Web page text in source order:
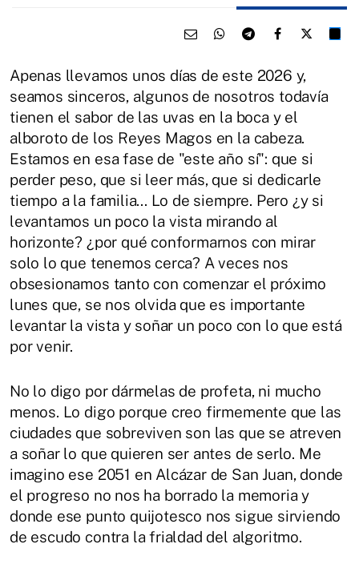
Apenas llevamos unos días de este 2026 y,
seamos sinceros, algunos de nosotros todavía
tienen el sabor de las uvas en la boca y el
alboroto de los Reyes Magos en la cabeza.
Estamos en esa fase de "este año sí": que si
perder peso, que si leer más, que si dedicarle
tiempo a la familia... Lo de siempre. Pero ¿y si
levantamos un poco la vista mirando al
horizonte? ¿por qué conformarnos con mirar
solo lo que tenemos cerca? A veces nos
obsesionamos tanto con comenzar el próximo
lunes que, se nos olvida que es importante
levantar la vista y soñar un poco con lo que está
por venir.
No lo digo por dármelas de profeta, ni mucho
menos. Lo digo porque creo firmemente que las
ciudades que sobreviven son las que se atreven
a soñar lo que quieren ser antes de serlo. Me
imagino ese 2051 en Alcázar de San Juan, donde
el progreso no nos ha borrado la memoria y
donde ese punto quijotesco nos sigue sirviendo
de escudo contra la frialdad del algoritmo.